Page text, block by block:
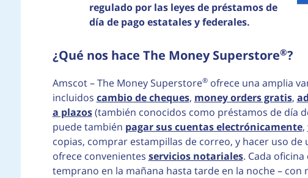
regulado por las leyes de préstamos de
día de pago estatales y federales.
¿Qué nos hace The Money Superstore®?
Amscot – The Money Superstore®ofrece una amplia
incluidos cambio de cheques, money orders gratis,
a plazos(también conocidos como préstamos de día
puede también pagar sus cuentas electrónicamente,
copias, comprar estampillas de correo, y hacer uso de
ofrece convenientes servicios notariales. Cada
temprano en la mañana hasta tarde en la noche – con